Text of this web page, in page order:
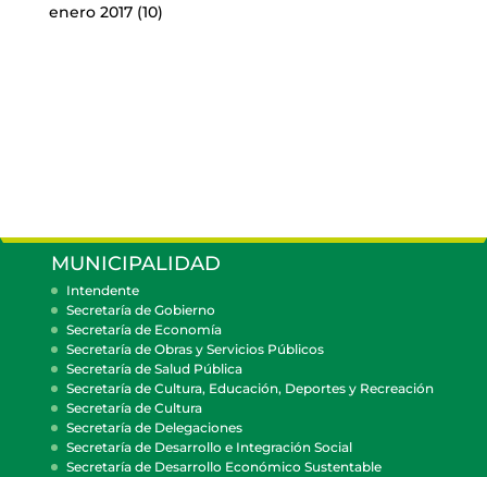
enero 2017(10)
MUNICIPALIDAD
Intendente
Secretaría de Gobierno
Secretaría de Economía
Secretaría de Obras y Servicios Públicos
Secretaría de Salud Pública
Secretaría de Cultura, Educación, Deportes y Recreación
Secretaría de Cultura
Secretaría de Delegaciones
Secretaría de Desarrollo e Integración Social
Secretaría de Desarrollo Económico Sustentable